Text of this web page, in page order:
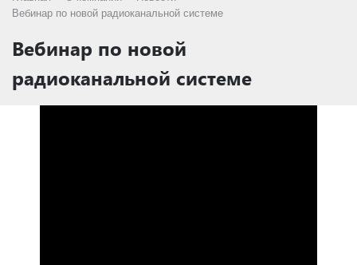
Вебинар по новой радиоканальной системе
Вебинар по новой
радиоканальной системе